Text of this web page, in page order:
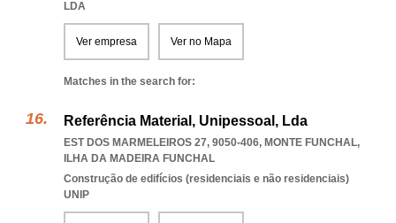
LDA
Ver empresa Ver no Mapa
Matches in the search for:
Referência Material, Unipessoal, Lda
EST DOS MARMELEIROS 27, 9050-406, MONTE FUNCHAL,
ILHA DA MADEIRA FUNCHAL
Construção de edifícios (residenciais e não residenciais)
UNIP